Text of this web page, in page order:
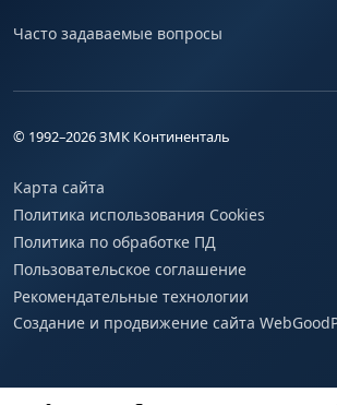
Часто задаваемые вопросы
© 1992–2026ЗМК Континенталь
Карта сайта
Политика использования Cookies
Политика по обработке ПД
Пользовательское соглашение
Рекомендательные технологии
Создание и продвижение сайта